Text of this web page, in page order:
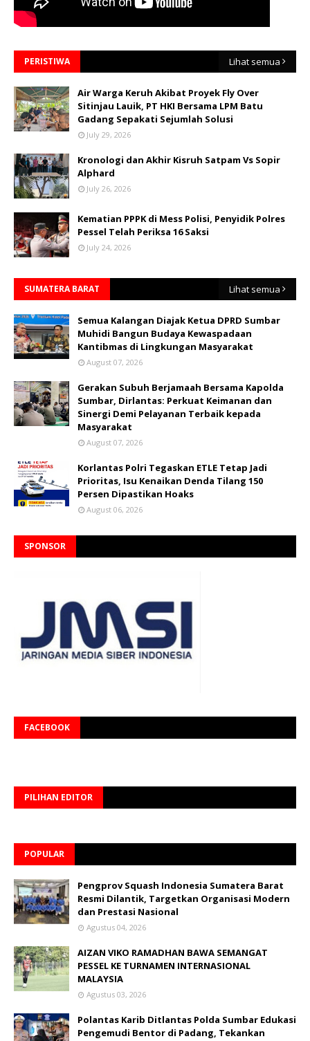
PERISTIWA Lihat semua
Air Warga Keruh Akibat Proyek Fly Over
Sitinjau Lauik, PT HKI Bersama LPM Batu
Gadang Sepakati Sejumlah Solusi
July 29, 2026
Kronologi dan Akhir Kisruh Satpam Vs Sopir
Alphard
July 26, 2026
Kematian PPPK di Mess Polisi, Penyidik Polres
Pessel Telah Periksa 16 Saksi
July 24, 2026
SUMATERA BARAT Lihat semua
Semua Kalangan Diajak Ketua DPRD Sumbar
Muhidi Bangun Budaya Kewaspadaan
Kantibmas di Lingkungan Masyarakat
August 07, 2026
Gerakan Subuh Berjamaah Bersama Kapolda
Sumbar, Dirlantas: Perkuat Keimanan dan
Sinergi Demi Pelayanan Terbaik kepada
Masyarakat
August 07, 2026
Korlantas Polri Tegaskan ETLE Tetap Jadi
Prioritas, Isu Kenaikan Denda Tilang 150
Persen Dipastikan Hoaks
August 06, 2026
SPONSOR
FACEBOOK
PILIHAN EDITOR
POPULAR
Pengprov Squash Indonesia Sumatera Barat
Resmi Dilantik, Targetkan Organisasi Modern
dan Prestasi Nasional
Agustus 04, 2026
AIZAN VIKO RAMADHAN BAWA SEMANGAT
PESSEL KE TURNAMEN INTERNASIONAL
MALAYSIA
Agustus 03, 2026
Polantas Karib Ditlantas Polda Sumbar Edukasi
Pengemudi Bentor di Padang, Tekankan